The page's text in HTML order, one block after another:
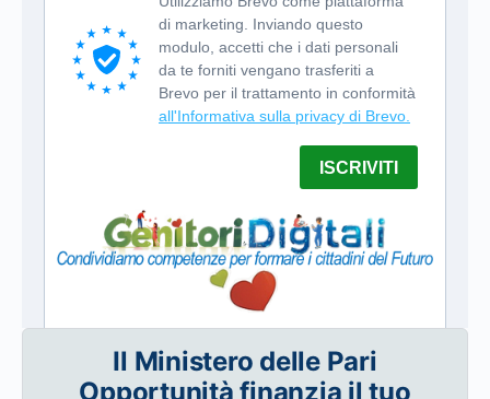
Il Ministero delle Pari
Opportunità finanzia il tuo